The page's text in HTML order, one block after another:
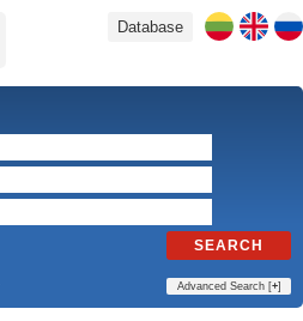
Database
SEARCH
Advanced Search [+]